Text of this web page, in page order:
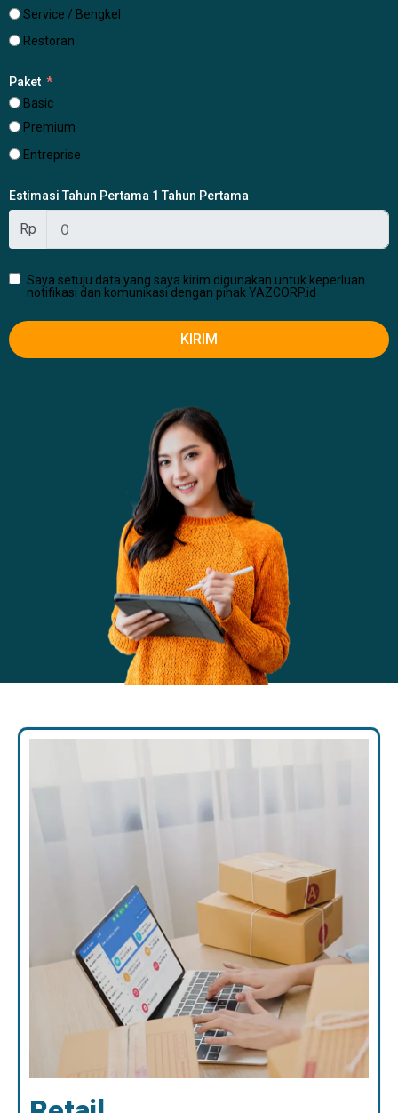
Service / Bengkel
Restoran
Paket
Basic
Premium
Entreprise
Estimasi Tahun Pertama 1 Tahun Pertama
Rp
Saya setuju data yang saya kirim digunakan untuk keperluan
notifikasi dan komunikasi dengan pihak YAZCORP.id
KIRIM